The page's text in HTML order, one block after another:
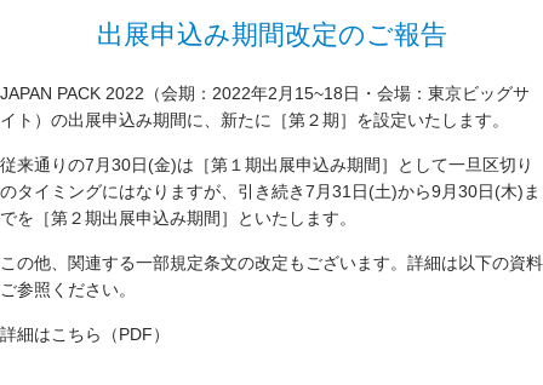
出展申込み期間改定のご報告
JAPAN PACK 2022（会期：2022年2月15~18日・会場：東京ビッグサ
イト）の出展申込み期間に、新たに［第２期］を設定いたします。
従来通りの7月30日(金)は［第１期出展申込み期間］として一旦区切り
のタイミングにはなりますが、引き続き7月31日(土)から9月30日(木)ま
でを［第２期出展申込み期間］といたします。
この他、関連する一部規定条文の改定もございます。詳細は以下の資料
ご参照ください。
詳細はこちら（PDF）